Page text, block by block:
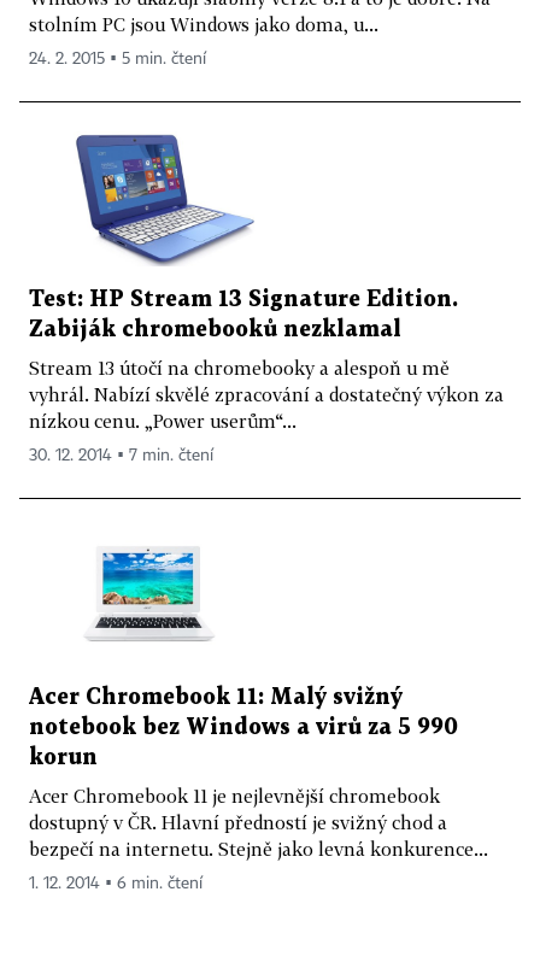
stolním PC jsou Windows jako doma, u...
24. 2. 2015 ▪ 5 min. čtení
Test: HP Stream 13 Signature Edition.
Zabiják chromebooků nezklamal
Stream 13 útočí na chromebooky a alespoň u mě
vyhrál. Nabízí skvělé zpracování a dostatečný výkon za
nízkou cenu. „Power userům“...
30. 12. 2014 ▪ 7 min. čtení
Acer Chromebook 11: Malý svižný
notebook bez Windows a virů za 5 990
korun
Acer Chromebook 11 je nejlevnější chromebook
dostupný v ČR. Hlavní předností je svižný chod a
bezpečí na internetu. Stejně jako levná konkurence...
1. 12. 2014 ▪ 6 min. čtení